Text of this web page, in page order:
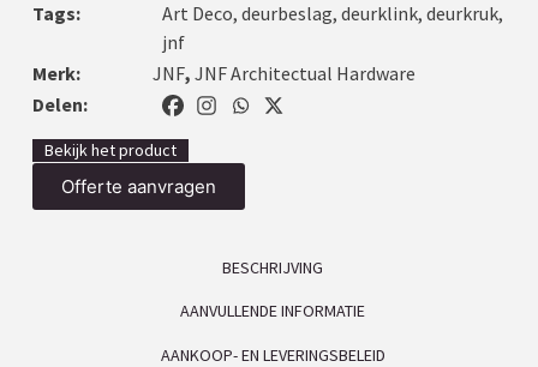
Tags:
Art Deco, deurbeslag, deurklink, deurkruk,
jnf
Merk:
JNF, JNF Architectual Hardware
Delen:
Bekijk het product
Offerte aanvragen
BESCHRIJVING
AANVULLENDE INFORMATIE
AANKOOP- EN LEVERINGSBELEID